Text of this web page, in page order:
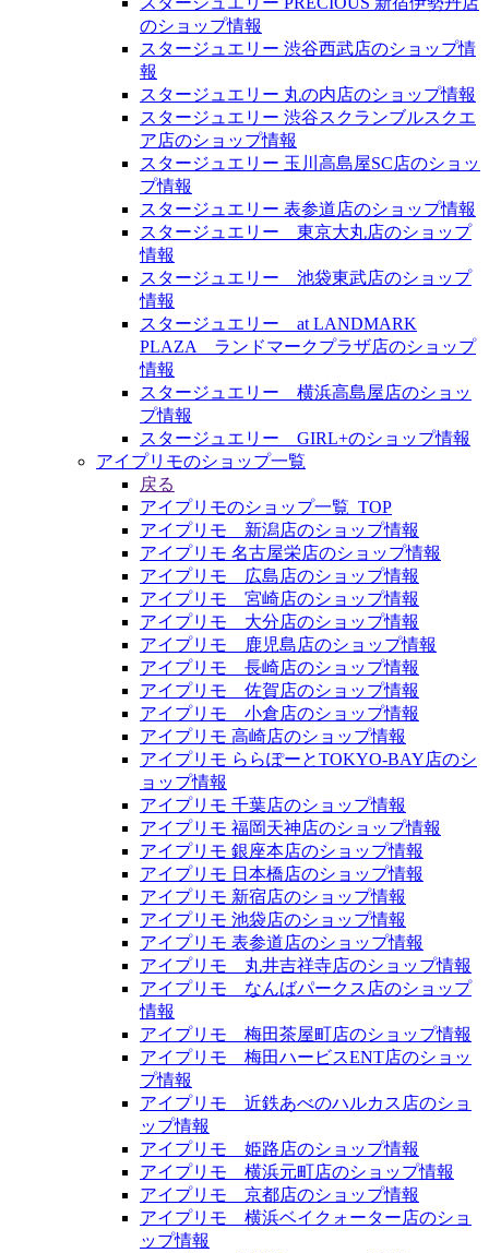
のショップ情報
スタージュエリー 渋谷西武店のショップ情
報
スタージュエリー 丸の内店のショップ情報
スタージュエリー 渋谷スクランブルスクエ
ア店のショップ情報
スタージュエリー 玉川高島屋SC店のショッ
プ情報
スタージュエリー 表参道店のショップ情報
スタージュエリー 東京大丸店のショップ
情報
スタージュエリー 池袋東武店のショップ
情報
スタージュエリー at LANDMARK
PLAZA ランドマークプラザ店のショップ
情報
スタージュエリー 横浜高島屋店のショッ
プ情報
スタージュエリー GIRL+のショップ情報
アイプリモのショップ一覧
戻る
アイプリモのショップ一覧_TOP
アイプリモ 新潟店のショップ情報
アイプリモ 名古屋栄店のショップ情報
アイプリモ 広島店のショップ情報
アイプリモ 宮崎店のショップ情報
アイプリモ 大分店のショップ情報
アイプリモ 鹿児島店のショップ情報
アイプリモ 長崎店のショップ情報
アイプリモ 佐賀店のショップ情報
アイプリモ 小倉店のショップ情報
アイプリモ 高崎店のショップ情報
アイプリモ ららぽーとTOKYO-BAY店のシ
ョップ情報
アイプリモ 千葉店のショップ情報
アイプリモ 福岡天神店のショップ情報
アイプリモ 銀座本店のショップ情報
アイプリモ 日本橋店のショップ情報
アイプリモ 新宿店のショップ情報
アイプリモ 池袋店のショップ情報
アイプリモ 表参道店のショップ情報
アイプリモ 丸井吉祥寺店のショップ情報
アイプリモ なんばパークス店のショップ
情報
アイプリモ 梅田茶屋町店のショップ情報
アイプリモ 梅田ハービスENT店のショッ
プ情報
アイプリモ 近鉄あべのハルカス店のショ
ップ情報
アイプリモ 姫路店のショップ情報
アイプリモ 横浜元町店のショップ情報
アイプリモ 京都店のショップ情報
アイプリモ 横浜ベイクォーター店のショ
ップ情報